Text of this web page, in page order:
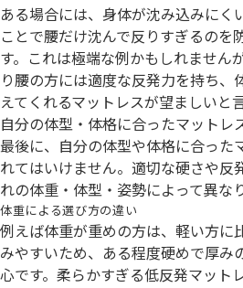
ある場合には、身体が沈み込みにく
ことで腰だけ沈んで反りすぎるのを
す。これは極端な例かもしれません
り腰の方には適度な反発力を持ち、
えてくれるマットレスが望ましいと
自分の体型・体格に合ったマットレ
最後に、自分の体型や体格に合った
れてはいけません。適切な硬さや反
れの体重・体型・姿勢によって異な
体重による選び方の違い
例えば体重が重めの方は、軽い方に
みやすいため、ある程度硬めで厚み
心です。柔らかすぎる低反発マット